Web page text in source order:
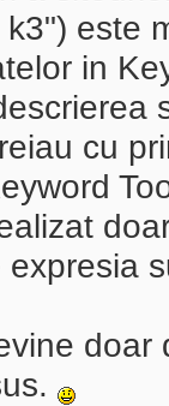
este
in
cu